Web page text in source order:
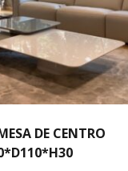
DE CENTRO